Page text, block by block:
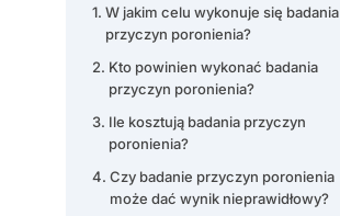
W jakim celu wykonuje się badania
przyczyn poronienia?
Kto powinien wykonać badania
przyczyn poronienia?
Ile kosztują badania przyczyn
poronienia?
Czy badanie przyczyn poronienia
może dać wynik nieprawidłowy?